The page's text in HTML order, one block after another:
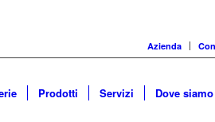
Azienda
Prodotti Servizi Dove siamo